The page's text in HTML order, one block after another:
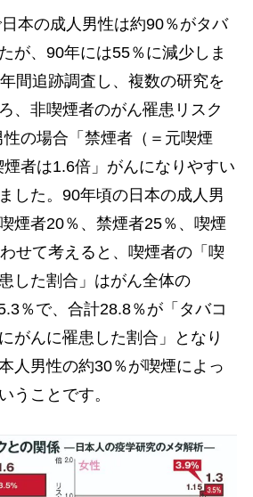
本の成人男性は約90％がタバ
が、90年には55％に減少しま
間追跡調査し、複数の研究を
、非喫煙者のがん罹患リスク
の場合「禁煙者（＝元喫煙
者は1.6倍」がんになりやすい
した。90年頃の日本の成人男
煙者20％、禁煙者25％、喫煙
せて考えると、喫煙者の「喫
した割合」はがん全体の
％で、合計28.8％が「タバコ
がんに罹患した割合」となり
人男性の約30％が喫煙によっ
うことです。